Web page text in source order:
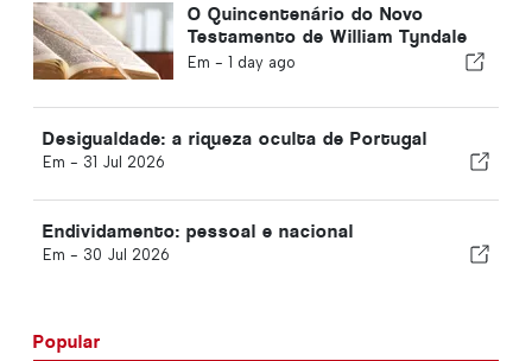
O Quincentenário do Novo
Testamento de William Tyndale
em inglês
Em - 1 day ago
Desigualdade: a riqueza oculta de Portugal
Em - 31 Jul 2026
Endividamento: pessoal e nacional
Em - 30 Jul 2026
Popular